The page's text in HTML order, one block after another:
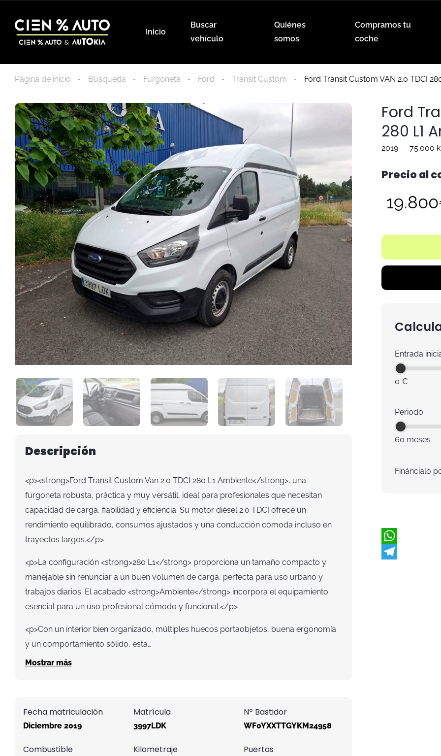
Inicio
Buscar
vehículo
Quiénes
somos
Compramos tu
coche
Página de inicio Búsqueda Furgoneta Ford Transit Custom Ford Transit Custom VAN 2.0 TDCI
Descripción
<p><strong>Ford Transit Custom Van 2.0 TDCI 280 L1 Ambiente</strong>, una
furgoneta robusta, práctica y muy versátil, ideal para profesionales que necesitan
capacidad de carga, fiabilidad y eficiencia. Su motor diésel 2.0 TDCI ofrece un
rendimiento equilibrado, consumos ajustados y una conducción cómoda incluso en
trayectos largos.</p>
<p>La configuración <strong>280 L1</strong> proporciona un tamaño compacto y
manejable sin renunciar a un buen volumen de carga, perfecta para uso urbano y
trabajos diarios. El acabado <strong>Ambiente</strong> incorpora el equipamiento
esencial para un uso profesional cómodo y funcional.</p>
<p>Con un interior bien organizado, múltiples huecos portaobjetos, buena ergonomía
y un comportamiento sólido, esta…
Mostrar más
Fecha matriculación
Diciembre 2019
Matrícula
3997LDK
Nº Bastidor
WF0YXXTTGYKM24958
Combustible Kilometraje Puertas
Ford
280 L1
2019 75.000
Precio al
Entrada
0 €
Periodo
60 meses
Fináncialo